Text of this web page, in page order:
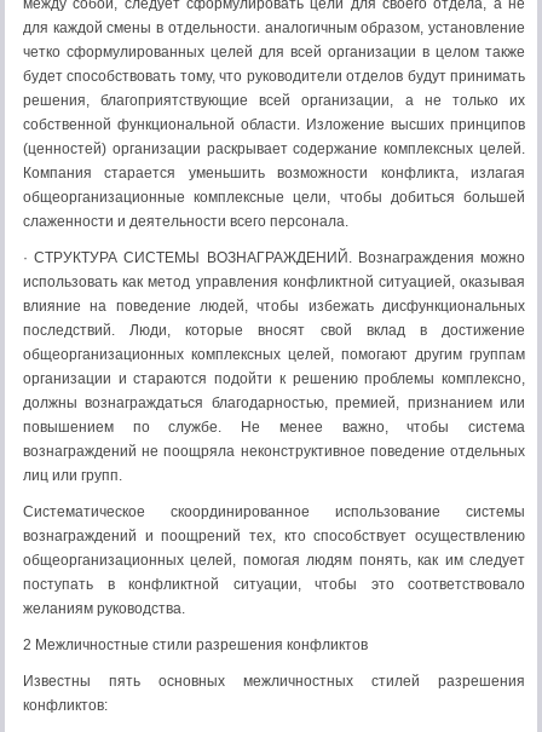
между собой, следует сформулировать цели для своего отдела, а не
для каждой смены в отдельности. аналогичным образом, установление
четко сформулированных целей для всей организации в целом также
будет способствовать тому, что руководители отделов будут принимать
решения, благоприятствующие всей организации, а не только их
собственной функциональной области. Изложение высших принципов
(ценностей) организации раскрывает содержание комплексных целей.
Компания старается уменьшить возможности конфликта, излагая
общеорганизационные комплексные цели, чтобы добиться большей
слаженности и деятельности всего персонала.
· СТРУКТУРА СИСТЕМЫ ВОЗНАГРАЖДЕНИЙ. Вознаграждения можно
использовать как метод управления конфликтной ситуацией, оказывая
влияние на поведение людей, чтобы избежать дисфункциональных
последствий. Люди, которые вносят свой вклад в достижение
общеорганизационных комплексных целей, помогают другим группам
организации и стараются подойти к решению проблемы комплексно,
должны вознаграждаться благодарностью, премией, признанием или
повышением по службе. Не менее важно, чтобы система
вознаграждений не поощряла неконструктивное поведение отдельных
лиц или групп.
Систематическое скоординированное использование системы
вознаграждений и поощрений тех, кто способствует осуществлению
общеорганизационных целей, помогая людям понять, как им следует
поступать в конфликтной ситуации, чтобы это соответствовало
желаниям руководства.
2 Межличностные стили разрешения конфликтов
Известны пять основных межличностных стилей разрешения
конфликтов: